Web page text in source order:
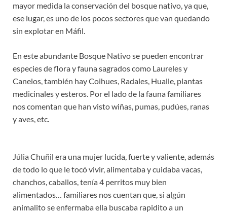
mayor medida la conservación del bosque nativo, ya que,
ese lugar, es uno de los pocos sectores que van quedando
sin explotar en Máfil.
En este abundante Bosque Nativo se pueden encontrar
especies de flora y fauna sagrados como Laureles y
Canelos, también hay Coihues, Radales, Hualle, plantas
medicinales y esteros. Por el lado de la fauna familiares
nos comentan que han visto wiñas, pumas, pudúes, ranas
y aves, etc.
Júlia Chuñil era una mujer lucida, fuerte y valiente, además
de todo lo que le tocó vivir, alimentaba y cuidaba vacas,
chanchos, caballos, tenía 4 perritos muy bien
alimentados… familiares nos cuentan que, si algún
animalito se enfermaba ella buscaba rapidito a un